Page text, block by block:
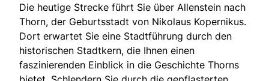
Die heutige Strecke führt Sie über Allenstein nach
Thorn, der Geburtsstadt von Nikolaus Kopernikus.
Dort erwartet Sie eine Stadtführung durch den
historischen Stadtkern, die Ihnen einen
faszinierenden Einblick in die Geschichte Thorns